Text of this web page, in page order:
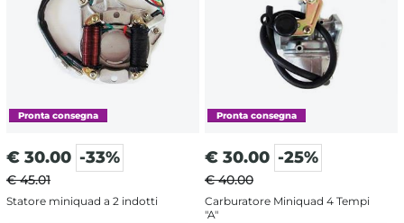
€ 30.00 -33%
€ 45.01
Statore miniquad a 2 indotti
€ 30.00 -25%
€ 40.00
Carburatore Miniquad 4 Tempi
"A"